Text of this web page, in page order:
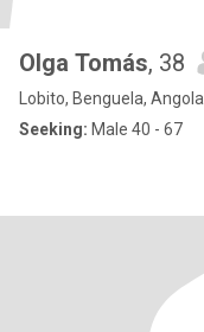
Olga Tomás, 38
Lobito, Benguela, Angola
Seeking: Male 40 - 67